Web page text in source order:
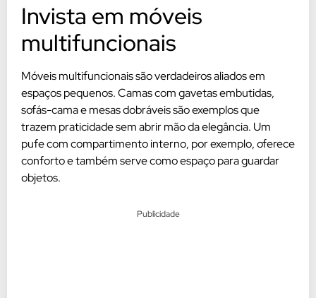
Invista em móveis
multifuncionais
Móveis multifuncionais são verdadeiros aliados em
espaços pequenos. Camas com gavetas embutidas,
sofás-cama e mesas dobráveis são exemplos que
trazem praticidade sem abrir mão da elegância. Um
pufe com compartimento interno, por exemplo, oferece
conforto e também serve como espaço para guardar
objetos.
Publicidade